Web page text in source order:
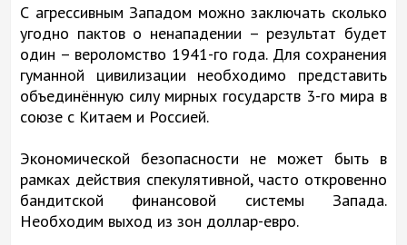
С агрессивным Западом можно заключать сколько
угодно пактов о ненападении – результат будет
один – вероломство 1941-го года. Для сохранения
гуманной цивилизации необходимо представить
объединённую силу мирных государств 3-го мира в
союзе с Китаем и Россией.
Экономической безопасности не может быть в
рамках действия спекулятивной, часто откровенно
бандитской финансовой системы Запада.
Необходим выход из зон доллар-евро.